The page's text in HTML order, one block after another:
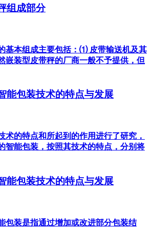
组成部分
基本组成主要包括：⑴ 皮带输送机及其
嵌装型皮带秤的厂商一般不予提供，但
能包装技术的特点与发展
术的特点和所起到的作用进行了研究，
智能包装，按照其技术的特点，分别将
能包装技术的特点与发展
包装是指通过增加或改进部分包装结